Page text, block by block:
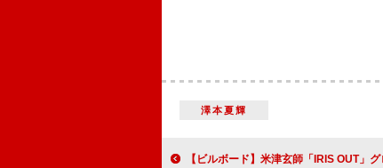
澤本夏輝
【ビルボード】米津玄師「IRIS OUT」グローバル・ジャパン・ソングス通算23度目の首位 MV話題のAdo「